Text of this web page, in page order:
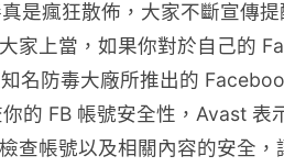
是瘋狂散佈，大家不斷宣傳
家上當，如果你對於自己的
名防毒大廠所推出的
的 FB 帳號安全性，Avast
查帳號以及相關內容的安全